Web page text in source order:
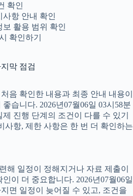
확인
사항 안내 확인
활용 범위 확인
확인하기
막 점검
음 확인한 내용과 최종 안내 내용이
습니다. 2026년07월06일 03시58분
진행 단계의 조건이 다를 수 있기
사항, 제한 사항은 한 번 더 확인하는
해 일정이 정해지거나 자료 제출이
이 더 중요합니다. 2026년07월06일
면 일정이 늦어질 수 있고, 조건을